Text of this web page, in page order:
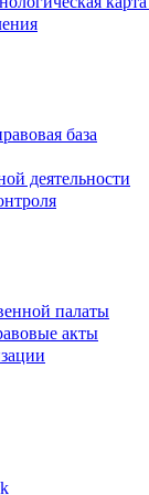
база
деятельности
палаты
акты